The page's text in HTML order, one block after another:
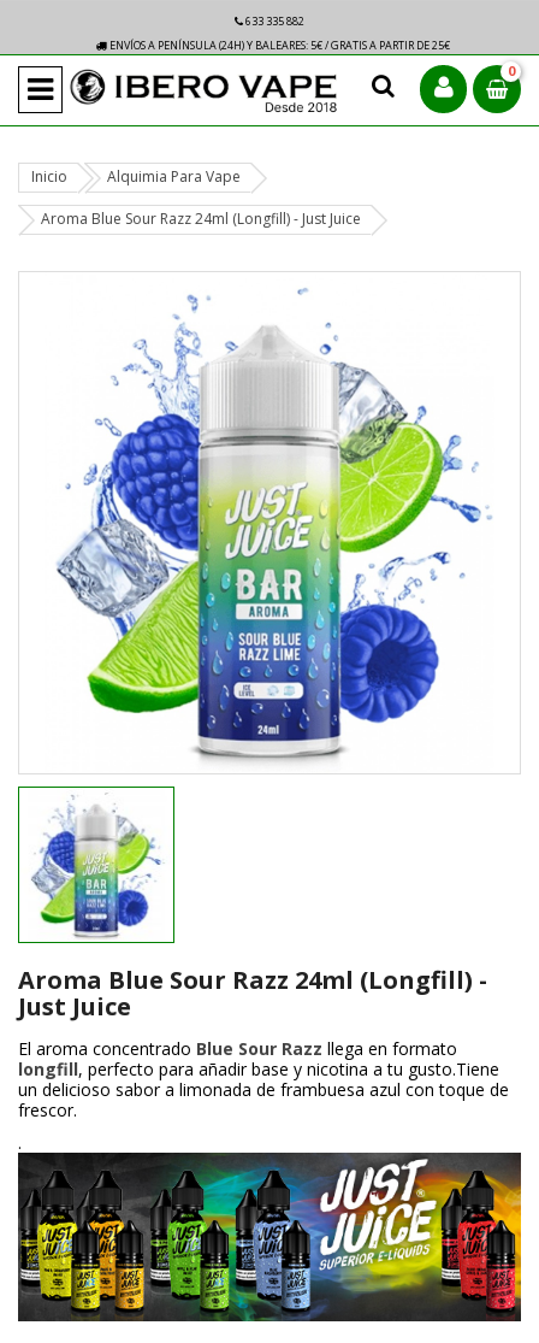
633 335 882
ENVÍOS A PENÍNSULA (24H) Y BALEARES: 5€ / GRATIS A PARTIR DE 25€
0
Inicio Alquimia Para Vape
Aroma Blue Sour Razz 24ml (Longfill) - Just Juice
Aroma Blue Sour Razz 24ml (Longfill) -
Just Juice
El aroma concentrado Blue Sour Razz llega en formato
longfill, perfecto para añadir base y nicotina a tu gusto.Tiene
un delicioso sabor a limonada de frambuesa azul con toque de
frescor.
.